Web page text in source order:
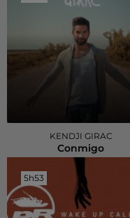
KENDJI GIRAC
Conmigo
5h53
5h53